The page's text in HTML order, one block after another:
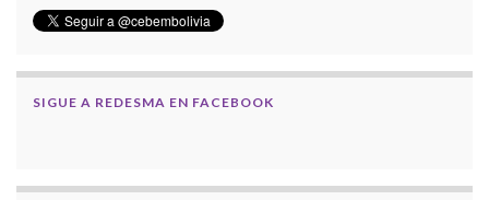
SIGUE A REDESMA EN FACEBOOK